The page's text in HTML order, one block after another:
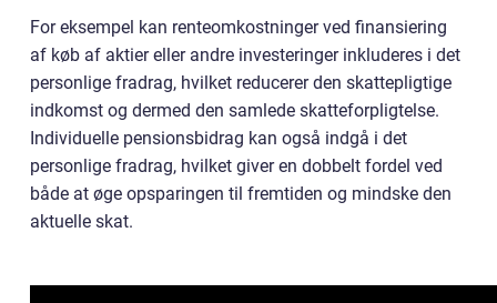
For eksempel kan renteomkostninger ved finansiering
af køb af aktier eller andre investeringer inkluderes i det
personlige fradrag, hvilket reducerer den skattepligtige
indkomst og dermed den samlede skatteforpligtelse.
Individuelle pensionsbidrag kan også indgå i det
personlige fradrag, hvilket giver en dobbelt fordel ved
både at øge opsparingen til fremtiden og mindske den
aktuelle skat.